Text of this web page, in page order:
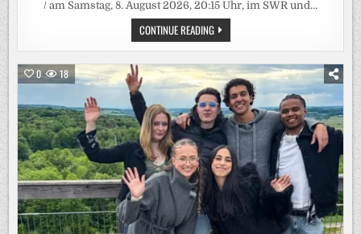
/ am Samstag, 8. August 2026, 20:15 Uhr, im SWR und…
CONTINUE READINGMUSIK
UND
GUTE
LAUNE
BEI
„SOMMER-
SPASS M
IT A
NDY B
ORG“
0 18